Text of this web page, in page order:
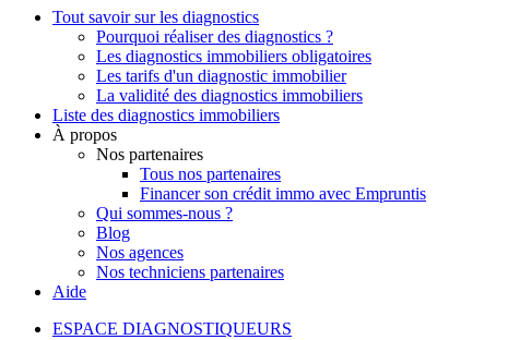
Tout savoir sur les diagnostics
Pourquoi réaliser des diagnostics ?
Les diagnostics immobiliers obligatoires
Les tarifs d'un diagnostic immobilier
La validité des diagnostics immobiliers
Liste des diagnostics immobiliers
À propos
Nos partenaires
Tous nos partenaires
Financer son crédit immo avec Empruntis
Qui sommes-nous ?
Blog
Nos agences
Nos techniciens partenaires
Aide
ESPACE DIAGNOSTIQUEURS